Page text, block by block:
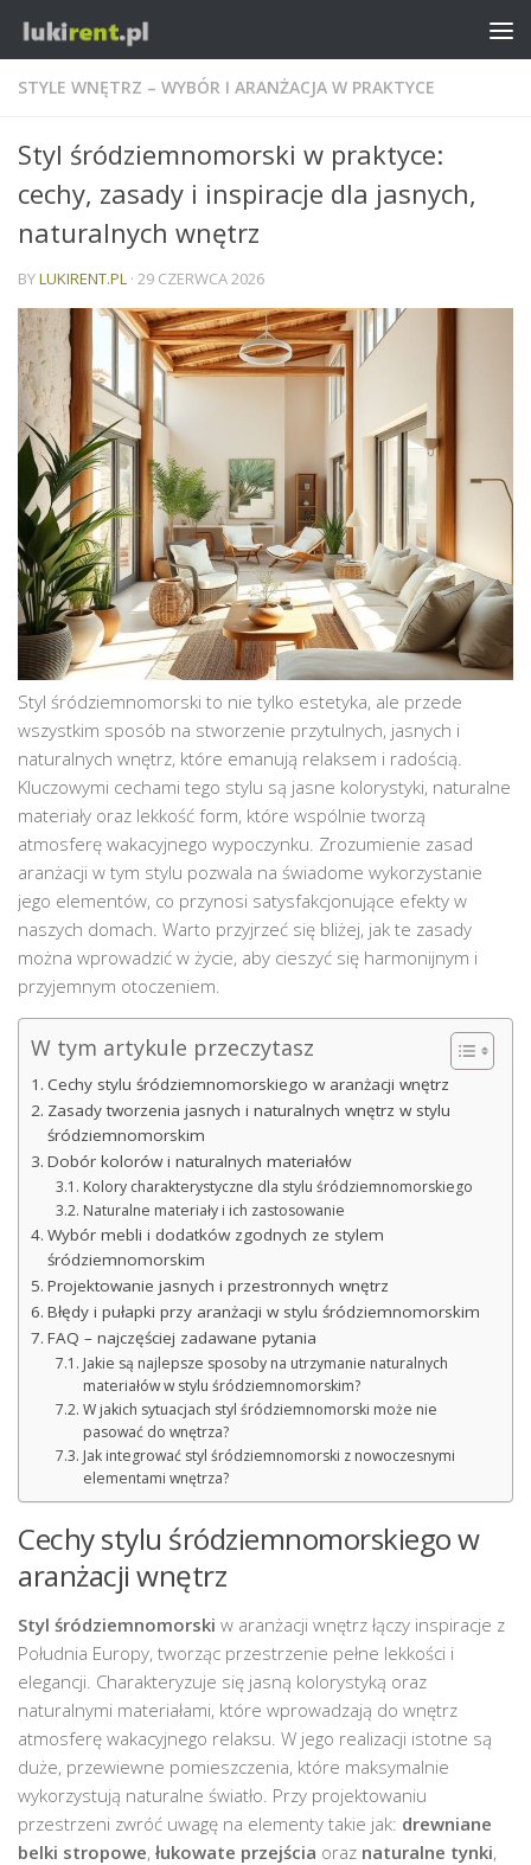
STYLE WNĘTRZ – WYBÓR I ARANŻACJA W PRAKTYCE
Styl śródziemnomorski w praktyce:
cechy, zasady i inspiracje dla jasnych,
naturalnych wnętrz
BYLUKIRENT.PL · 29 CZERWCA 2026
Styl śródziemnomorski to nie tylko estetyka, ale przede
wszystkim sposób na stworzenie przytulnych, jasnych i
naturalnych wnętrz, które emanują relaksem i radością.
Kluczowymi cechami tego stylu są jasne kolorystyki, naturalne
materiały oraz lekkość form, które wspólnie tworzą
atmosferę wakacyjnego wypoczynku. Zrozumienie zasad
aranżacji w tym stylu pozwala na świadome wykorzystanie
jego elementów, co przynosi satysfakcjonujące efekty w
naszych domach. Warto przyjrzeć się bliżej, jak te zasady
można wprowadzić w życie, aby cieszyć się harmonijnym i
przyjemnym otoczeniem.
W tym artykule przeczytasz
Cechy stylu śródziemnomorskiego w aranżacji wnętrz
Zasady tworzenia jasnych i naturalnych wnętrz w stylu
śródziemnomorskim
Dobór kolorów i naturalnych materiałów
Kolory charakterystyczne dla stylu śródziemnomorskiego
Naturalne materiały i ich zastosowanie
Wybór mebli i dodatków zgodnych ze stylem
śródziemnomorskim
Projektowanie jasnych i przestronnych wnętrz
Błędy i pułapki przy aranżacji w stylu śródziemnomorskim
FAQ – najczęściej zadawane pytania
Jakie są najlepsze sposoby na utrzymanie naturalnych
materiałów w stylu śródziemnomorskim?
W jakich sytuacjach styl śródziemnomorski może nie
pasować do wnętrza?
Jak integrować styl śródziemnomorski z nowoczesnymi
elementami wnętrza?
Cechy stylu śródziemnomorskiego w
aranżacji wnętrz
Styl śródziemnomorski w aranżacji wnętrz łączy inspiracje z
Południa Europy, tworząc przestrzenie pełne lekkości i
elegancji. Charakteryzuje się jasną kolorystyką oraz
naturalnymi materiałami, które wprowadzają do wnętrz
atmosferę wakacyjnego relaksu. W jego realizacji istotne są
duże, przewiewne pomieszczenia, które maksymalnie
wykorzystują naturalne światło. Przy projektowaniu
przestrzeni zwróć uwagę na elementy takie jak: drewniane
belki stropowe, łukowate przejścia oraz naturalne tynki,